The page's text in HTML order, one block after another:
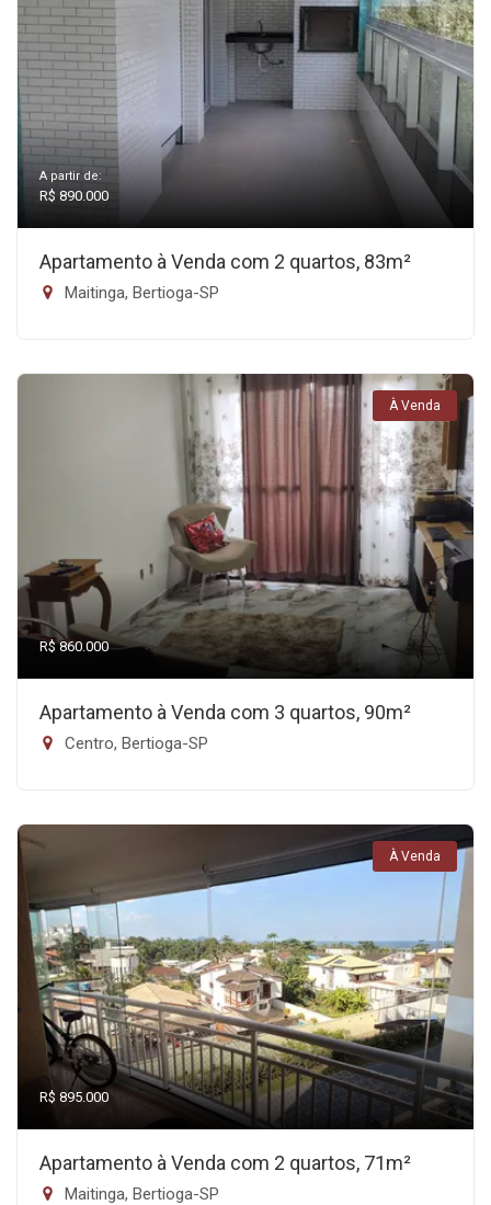
A partir de:
R$ 890.000
Apartamento à Venda com 2 quartos, 83m²
Maitinga, Bertioga-SP
À Venda
R$ 860.000
Apartamento à Venda com 3 quartos, 90m²
Centro, Bertioga-SP
À Venda
R$ 895.000
Apartamento à Venda com 2 quartos, 71m²
Maitinga, Bertioga-SP